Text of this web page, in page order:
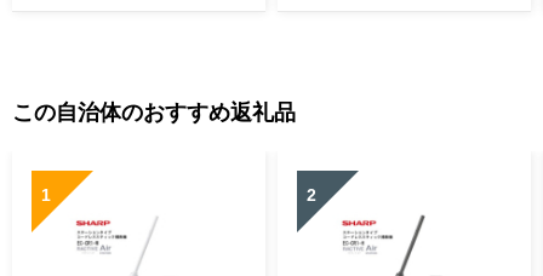
この自治体のおすすめ返礼品
1 2